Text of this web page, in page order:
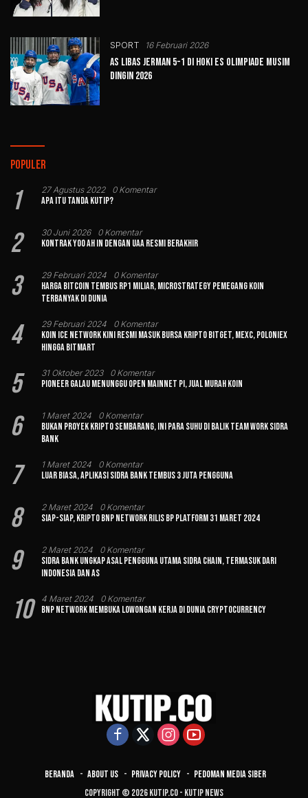
SPORT 16 Februari 2026
AS Libas Jerman 5-1 di Hoki Es Olimpiade Musim
Dingin 2026
Populer
1 27 Agustus 2022 0 Komentar
Apa Itu Tanda Kutip?
2 30 Juni 2026 0 Komentar
Kontrak Yoo Ah In dengan UAA Resmi Berakhir
3 29 Februari 2024 0 Komentar
Harga Bitcoin Tembus Rp1 Miliar, MicroStrategy Pemegang Koin
Terbanyak di Dunia
4 29 Februari 2024 0 Komentar
Koin Ice Network Kini Resmi Masuk Bursa Kripto Bitget, MEXC, Poloniex
hingga BitMart
5 31 Oktober 2023 0 Komentar
Pioneer Galau Menunggu Open Mainnet Pi, Jual Murah Koin
6 1 Maret 2024 0 Komentar
Bukan Proyek Kripto Sembarang, Ini Para Suhu di Balik Team Work Sidra
Bank
7 1 Maret 2024 0 Komentar
Luar Biasa, Aplikasi Sidra Bank Tembus 3 Juta Pengguna
8 2 Maret 2024 0 Komentar
Siap-siap, Kripto BNP Network Rilis BP Platform 31 Maret 2024
9 2 Maret 2024 0 Komentar
Sidra Bank Ungkap Asal Pengguna Utama Sidra Chain, Termasuk dari
Indonesia dan AS
10 4 Maret 2024 0 Komentar
BNP Network Membuka Lowongan Kerja di Dunia Cryptocurrency
Beranda About Us Privacy Policy
Pedoman Media Siber
Copyright © 2026 Kutip.co - Kutip News